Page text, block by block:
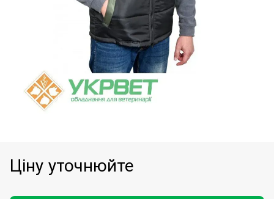
Ціну уточнюйте